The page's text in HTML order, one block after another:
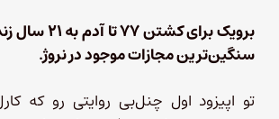
برویک برای
سنگین‌ترین مجازات موجود در نروژ.
تو اپیزود اول چنل‌بی روایتی رو که